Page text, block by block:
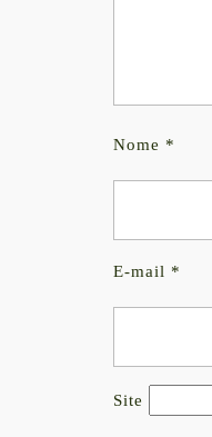
Nome *
E-mail *
Site